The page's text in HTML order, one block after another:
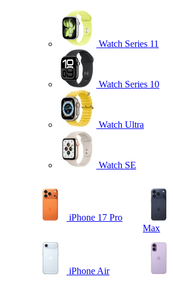
Watch Series 11
Watch Series 10
Watch Ultra
Watch SE
iPhone 17 Pro
Max
iPhone Air